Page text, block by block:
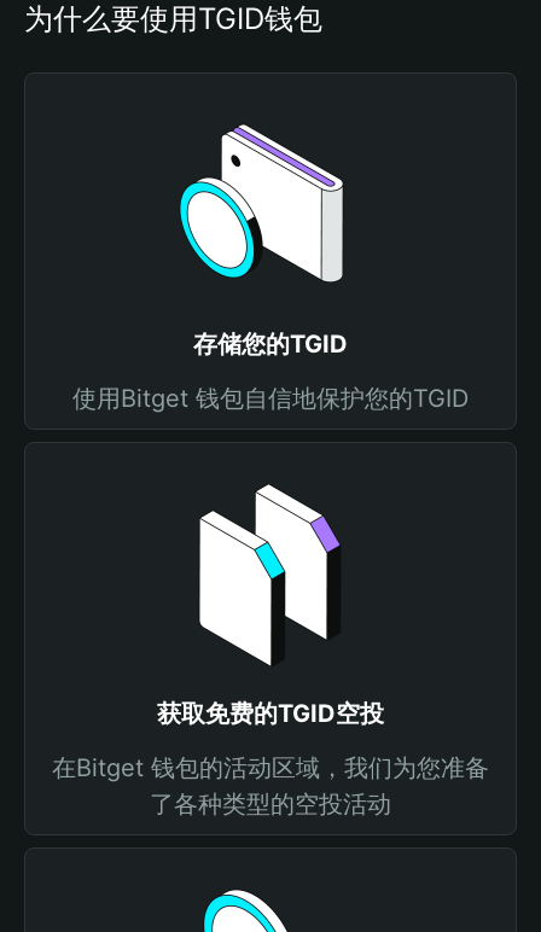
为什么要使用TGID钱包
存储您的TGID
使用Bitget 钱包自信地保护您的TGID
获取免费的TGID空投
在Bitget 钱包的活动区域，我们为您准备
了各种类型的空投活动